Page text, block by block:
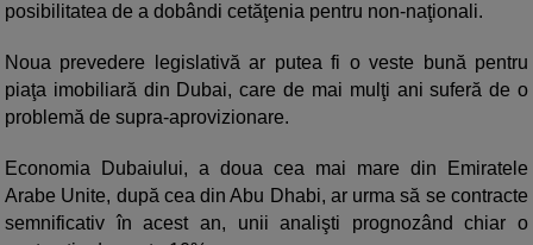
posibilitatea de a dobândi cetăţenia pentru non-naţionali.
Noua prevedere legislativă ar putea fi o veste bună pentru
piaţa imobiliară din Dubai, care de mai mulţi ani suferă de o
problemă de supra-aprovizionare.
Economia Dubaiului, a doua cea mai mare din Emiratele
Arabe Unite, după cea din Abu Dhabi, ar urma să se contracte
semnificativ în acest an, unii analişti prognozând chiar o